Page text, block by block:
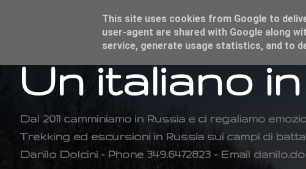
Un italiano
Dal 2011 camminiamo in Russia e ci regaliamo
Trekking ed escursioni in Russia sui campi di
Danilo Dolcini - Phone 349.6472823 - Email
This site uses cookies from Google to
user-agent are shared with Google along
service, generate usage statistics, and to